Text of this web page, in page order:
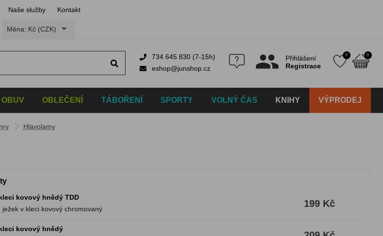
Naše služby Kontakt
Měna: Kč (CZK)
734 645 830 (7-15h)
eshop@junshop.cz
Přihlášení
Registrace
0 0
OBUV OBLEČENÍ TÁBOŘENÍ SPORTY VOLNÝ ČAS KNIHY VÝPRODEJ
Hlavolamy
kovový hnědý TDD
ježek v kleci kovový chromovaný
199 Kč
kovový hnědý